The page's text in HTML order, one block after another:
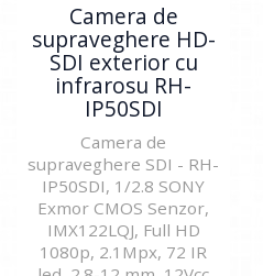
Camera de
supraveghere HD-
SDI exterior cu
infrarosu RH-
IP50SDI
Camera de
supraveghere SDI - RH-
IP50SDI, 1/2.8 SONY
Exmor CMOS Senzor,
IMX122LQJ, Full HD
1080p, 2.1Mpx, 72 IR